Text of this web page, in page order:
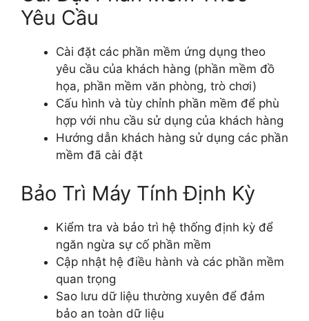
Yêu Cầu
Cài đặt các phần mềm ứng dụng theo
yêu cầu của khách hàng (phần mềm đồ
họa, phần mềm văn phòng, trò chơi)
Cấu hình và tùy chỉnh phần mềm để phù
hợp với nhu cầu sử dụng của khách hàng
Hướng dẫn khách hàng sử dụng các phần
mềm đã cài đặt
Bảo Trì Máy Tính Định Kỳ
Kiểm tra và bảo trì hệ thống định kỳ để
ngăn ngừa sự cố phần mềm
Cập nhật hệ điều hành và các phần mềm
quan trọng
Sao lưu dữ liệu thường xuyên để đảm
bảo an toàn dữ liệu